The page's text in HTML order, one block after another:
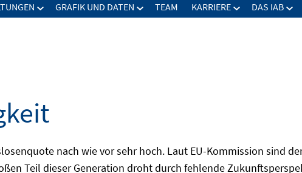
GRAFIK UND DATEN TEAM KARRIERE DAS IAB
nach wie vor sehr hoch. Laut EU-Kommission sind
Teil dieser Generation droht durch fehlende